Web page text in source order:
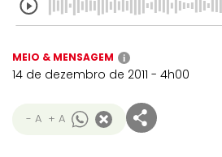
MEIO & MENSAGEM i
14 de dezembro de 2011 - 4h00
- A + A